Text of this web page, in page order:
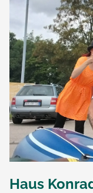
Haus